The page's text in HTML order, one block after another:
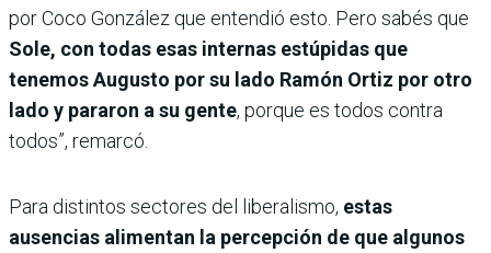
por Coco González que entendió esto. Pero sabés que
Sole, con todas esas internas estúpidas que
tenemos Augusto por su lado Ramón Ortiz por otro
lado y pararon a su gente, porque es todos contra
todos”, remarcó.
Para distintos sectores del liberalismo, estas
ausencias alimentan la percepción de que algunos